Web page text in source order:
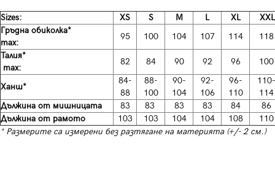
Sizes: XS S М L XL
Гръдна обиколка*
max:
95 100 104 107 114
118
Талия*
max:
82 84 90 92 96 100
Ханш*
84-
88
88-
100
90-
104
92-
106
96-
110
110-
114
Дължина от мишницата
83 83 83 83 84
86
Дължина от рамото
103 103 104 104 108
110
* Размерите са измерени без разтягане на материята (+/- 2 см.)